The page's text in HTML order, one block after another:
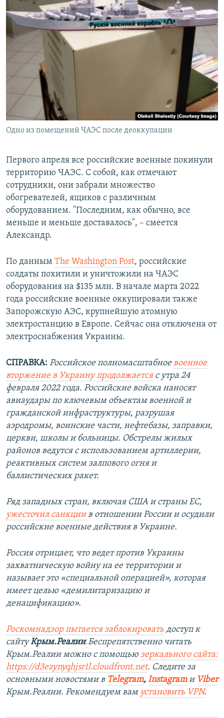
Одно из помещений ЧАЭС после деоккупации
Первого апреля все российские военные покинули
территорию ЧАЭС. С собой, как отмечают
сотрудники, они забрали множество
обогревателей, ящиков с различным
оборудованием. "Последним, как обычно, все
меньше и меньше доставалось", – смеется
Александр.
По данным The Washington Post, российские
солдаты похитили и уничтожили на ЧАЭС
оборудования на $135 млн. В начале марта 2022
года российские военные оккупировали также
Запорожскую АЭС, крупнейшую атомную
электростанцию в Европе. Сейчас она отключена от
электроснабжения Украины.
СПРАВКА: Российское полномасштабноевоенное
вторжение в Украину продолжаетсяс утра 24
февраля 2022 года. Российские войска наносят
авиаудары по ключевым объектам военной и
гражданской инфраструктуры, разрушая
аэродромы, воинские части, нефтебазы, заправки,
церкви, школы и больницы. Обстрелы жилых
районов ведутся с использованием артиллерии,
реактивных систем залпового огня и
баллистических ракет.
Ряд западных стран, включая США и страны ЕС,
ужесточил санкциив отношении России и осудили
российские военные действия в Украине.
Россия отрицает, что ведет против Украины
захватническую войну на ее территории и
называет это «специальной операцией», которая
имеет целью «демилитаризацию и
денацификацию».
Роскомнадзор пытается заблокировать доступ к
сайтуКрым.Реалии.Беспрепятственно читать
Крым.Реалии можно с помощью зеркального сайта:
https://d3ezynyqhjsr1l.cloudfront.net. Следите за
основными новостями в Telegram, Instagramи Viber
Крым.Реалии. Рекомендуем вам установить VPN.